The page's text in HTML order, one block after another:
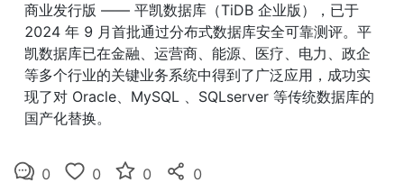
商业发行版 —— 平凯数据库（TiDB 企业版），已于
2024 年 9 月首批通过分布式数据库安全可靠测评。平
凯数据库已在金融、运营商、能源、医疗、电力、政企
等多个行业的关键业务系统中得到了广泛应用，成功实
现了对 Oracle、MySQL 、SQLserver 等传统数据库的
国产化替换。
0 0 0 0